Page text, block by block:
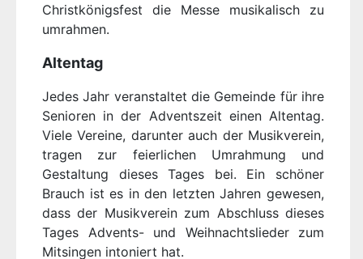
Christkönigsfest die Messe musikalisch zu
umrahmen.
Altentag
Jedes Jahr veranstaltet die Gemeinde für ihre
Senioren in der Adventszeit einen Altentag.
Viele Vereine, darunter auch der Musikverein,
tragen zur feierlichen Umrahmung und
Gestaltung dieses Tages bei. Ein schöner
Brauch ist es in den letzten Jahren gewesen,
dass der Musikverein zum Abschluss dieses
Tages Advents- und Weihnachtslieder zum
Mitsingen intoniert hat.